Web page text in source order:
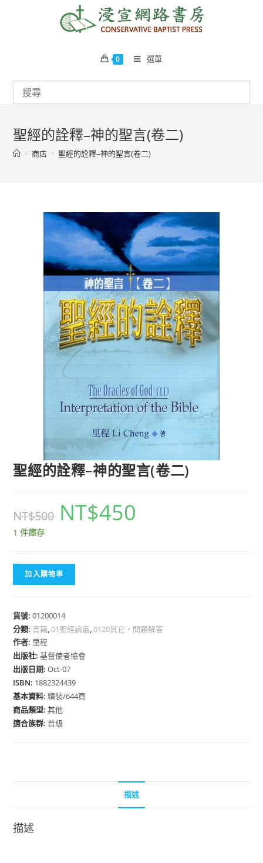
0 選單
聖經的詮釋–神的聖言(卷二)
> 商店 > 聖經的詮釋–神的聖言(卷二)
聖經的詮釋–神的聖言(卷二)
NT$500 NT$450
1 件庫存
加入購物車
貨號:01200014
分類: 書籍,01聖經論叢,0120其它，問題解答
作者: 里程
出版社:基督使者協會
出版日期:Oct-07
ISBN: 1882324439
基本資料:精裝/644頁
商品類型:其他
適合族群:普級
描述
描述